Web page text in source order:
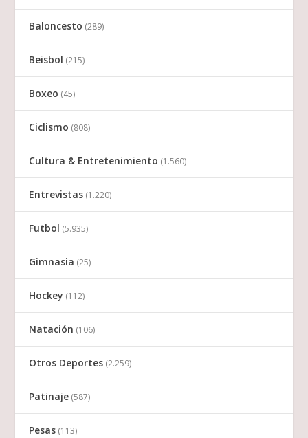
Baloncesto (289)
Beisbol (215)
Boxeo (45)
Ciclismo (808)
Cultura & Entretenimiento (1.560)
Entrevistas (1.220)
Futbol (5.935)
Gimnasia (25)
Hockey (112)
Natación (106)
Otros Deportes (2.259)
Patinaje (587)
Pesas (113)